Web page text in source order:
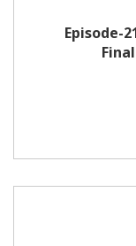
Episode-